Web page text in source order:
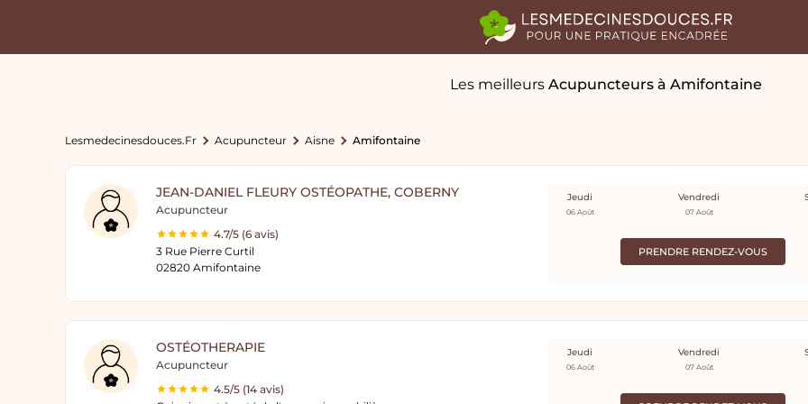
Les meilleurs Acupuncteurs à Amifontaine
Lesmedecinesdouces.fr Acupuncteur Aisne Amifontaine
JEAN-DANIEL FLEURY OSTÉOPATHE, COBERNY
Acupuncteur
4.7/5 (6 avis)
3 Rue Pierre Curtil
02820 Amifontaine
PRENDRE RENDEZ-VOUS
Jeudi
06 Août
Vendredi
07 Août
OSTÉOTHERAPIE
Acupuncteur
4.5/5 (14 avis)
Jeudi
06 Août
Vendredi
07 Août